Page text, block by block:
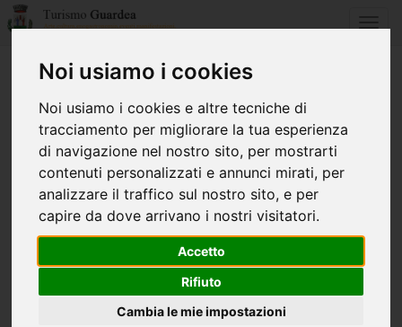
Noi usiamo i cookies
Noi usiamo i cookies e altre tecniche di
tracciamento per migliorare la tua esperienza
di navigazione nel nostro sito, per mostrarti
contenuti personalizzati e annunci mirati, per
analizzare il traffico sul nostro sito, e per
capire da dove arrivano i nostri visitatori.
Accetto
Rifiuto
Cambia le mie impostazioni
Home Note legali
NOTE LEGALI
I dati contenuti nel presente sito sono volti a favorire
l'accesso, da parte dei cittadini e degli utenti in generale, alle
informazioni turistiche del Comune di Guardea, alle iniziative
concerne gli aspetti culturali, storici ed artistici della città di
Guardea. In relazione al materiale contenuto nel sito si tenga
- il sito contieneinformazioni di carattere esclusivamente